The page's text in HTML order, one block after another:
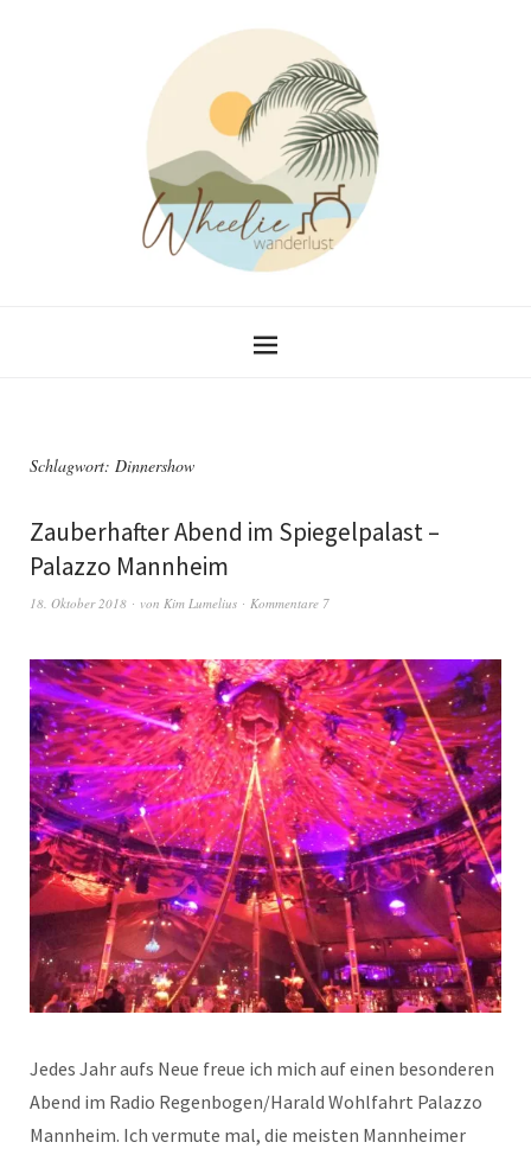
Schlagwort: Dinnershow
Zauberhafter Abend im Spiegelpalast –
Palazzo Mannheim
18. Oktober 2018 von Kim Lumelius Kommentare 7
Jedes Jahr aufs Neue freue ich mich auf einen besonderen
Abend im Radio Regenbogen/Harald Wohlfahrt Palazzo
Mannheim. Ich vermute mal, die meisten Mannheimer